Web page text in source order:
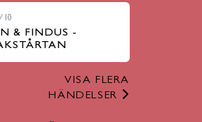
10
& FINDUS -
VISA FLERA
HÄNDELSER